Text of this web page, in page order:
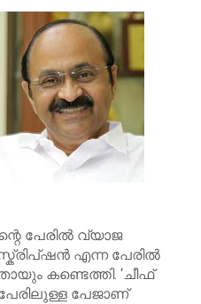
പേരിൽ വ്യാജ
എന്ന പേരിൽ
കണ്ടെത്തി. ‘ചീഫ്
പേരിലുള്ള പേജാണ്